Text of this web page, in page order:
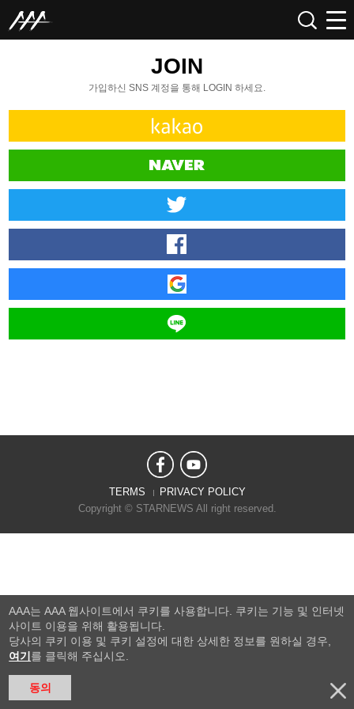
JOIN
가입하신 SNS 계정을 통해 LOGIN 하세요.
TERMS
PRIVACY POLICY
Copyright © STARNEWS All right reserved.
AAA는 AAA 웹사이트에서 쿠키를 사용합니다. 쿠키는 기능 및 인터넷
사이트 이용을 위해 활용됩니다.
당사의 쿠키 이용 및 쿠키 설정에 대한 상세한 정보를 원하실 경우,
여기 를 클릭해 주십시오.
동의